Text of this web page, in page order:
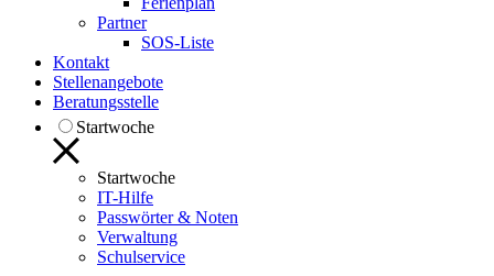
Partner
SOS-Liste
Kontakt
Stellenangebote
Beratungsstelle
Startwoche
Startwoche
IT-Hilfe
Passwörter & Noten
Verwaltung
Schulservice